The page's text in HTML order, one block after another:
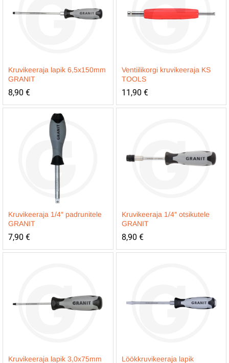
Kruvikeeraja lapik 6,5x150mm
GRANIT
8,90 €
Ventiilikorgi kruvikeeraja KS
TOOLS
11,90 €
Kruvikeeraja 1/4″ padrunitele
GRANIT
7,90 €
Kruvikeeraja 1/4″ otsikutele
GRANIT
8,90 €
Kruvikeeraja lapik 3,0x75mm Löökkruvikeeraja lapik